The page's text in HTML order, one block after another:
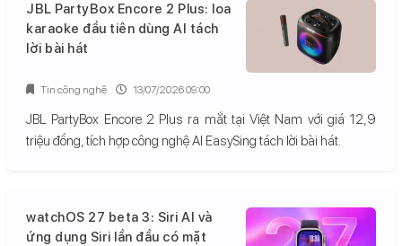
JBL PartyBox Encore 2 Plus: loa
karaoke đầu tiên dùng AI tách
lời bài hát
JBL PartyBox Encore 2 Plus ra mắt tại Việt Nam với giá 12,9
triệu đồng, tích hợp công nghệ AI EasySing tách lời bài hát.
Tin công nghệ 13/07/2026 09:00
watchOS 27 beta 3: Siri AI và
ứng dụng Siri lần đầu có mặt